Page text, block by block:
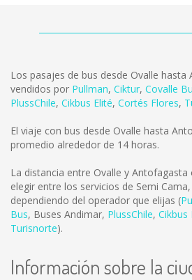
Los pasajes de bus desde Ovalle hasta
vendidos por Pullman, Ciktur, Covalle
PlussChile, Cikbus Elité, Cortés Flores,
El viaje con bus desde Ovalle hasta
promedio alrededor de 14 horas.
La distancia entre Ovalle y Antofagasta
elegir entre los servicios de Semi
dependiendo del operador que elijas (
Bus, Buses Andimar, PlussChile, Cikbus
Turisnorte).
Información sobre la